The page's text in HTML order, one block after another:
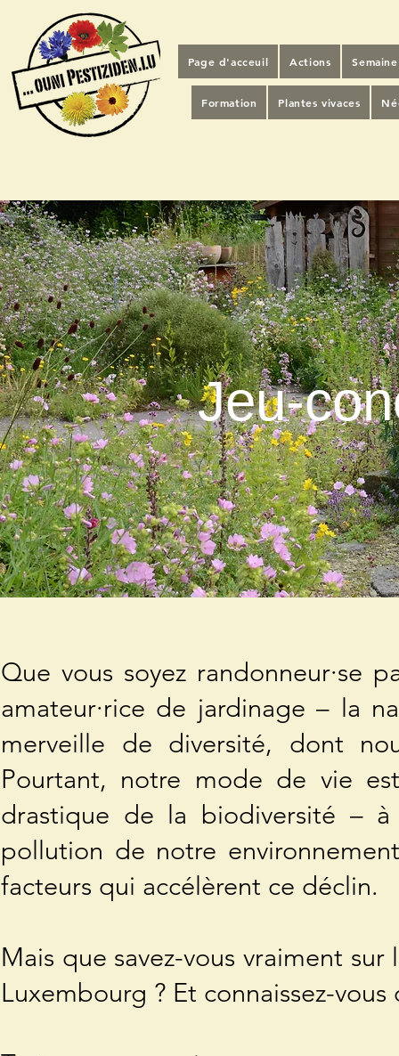
Page d'acceuil Actions
Formation Plantes vivaces
Jeu-
Que vous soyez randonneur·se
amateur·rice de jardinage – la
merveille de diversité, dont
Pourtant, notre mode de vie
drastique de la biodiversité –
pollution de notre
facteurs qui accélèrent ce déclin.
Mais que savez-vous vraiment
Luxembourg ? Et connaissez-vous